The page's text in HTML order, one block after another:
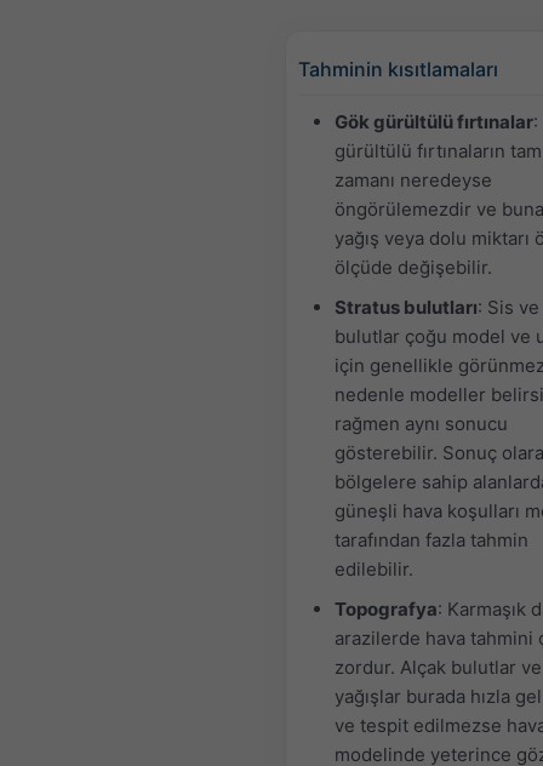
Tahminin kısıtlamaları
Gök gürültülü fırtınalar:
gürültülü fırtınaların
zamanı neredeyse
öngörülemezdir ve
yağış veya dolu miktarı
ölçüde değişebilir.
Stratus bulutları: Sis
bulutlar çoğu model ve
için genellikle
nedenle modeller
rağmen aynı sonucu
gösterebilir. Sonuç
bölgelere sahip
güneşli hava koşulları
tarafından fazla tahmin
edilebilir.
Topografya: Karmaşık
arazilerde hava tahmini
zordur. Alçak bulutlar ve
yağışlar burada hızla
ve tespit edilmezse
modelinde yeterince